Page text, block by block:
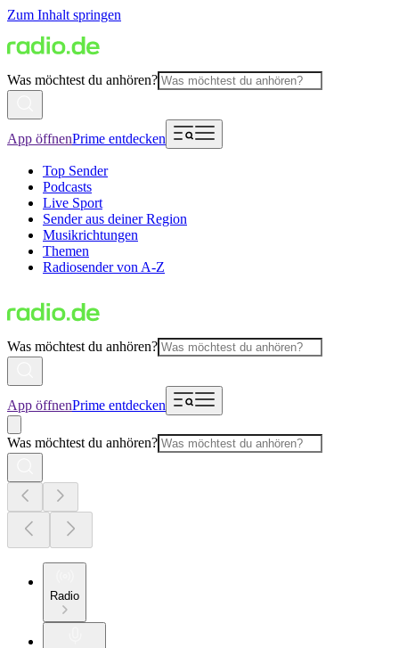
Zum Inhalt springen
Was möchtest du anhören?
App öffnenPrime entdecken
Top Sender
Podcasts
Live Sport
Sender aus deiner Region
Musikrichtungen
Themen
Radiosender von A-Z
Was möchtest du anhören?
App öffnenPrime entdecken
Was möchtest du anhören?
Radio